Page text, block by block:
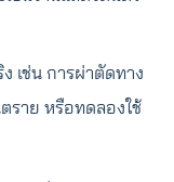
เช่น การผ่าตัดทาง
ราย หรือทดลองใช้